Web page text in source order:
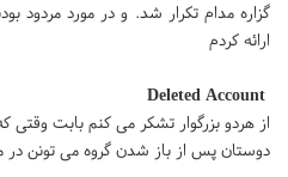
گزاره مدام تکرار شد. و در مورد مردود
ارائه کردم
از هردو بزرگوار تشکر می کنم بابت وقتی
دوستان پس از باز شدن گروه می تونن در